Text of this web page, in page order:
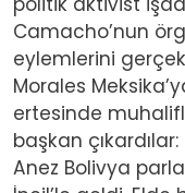
Camacho’nun
eylemlerini
Morales
ertesinde
başkan
Anez Bolivya